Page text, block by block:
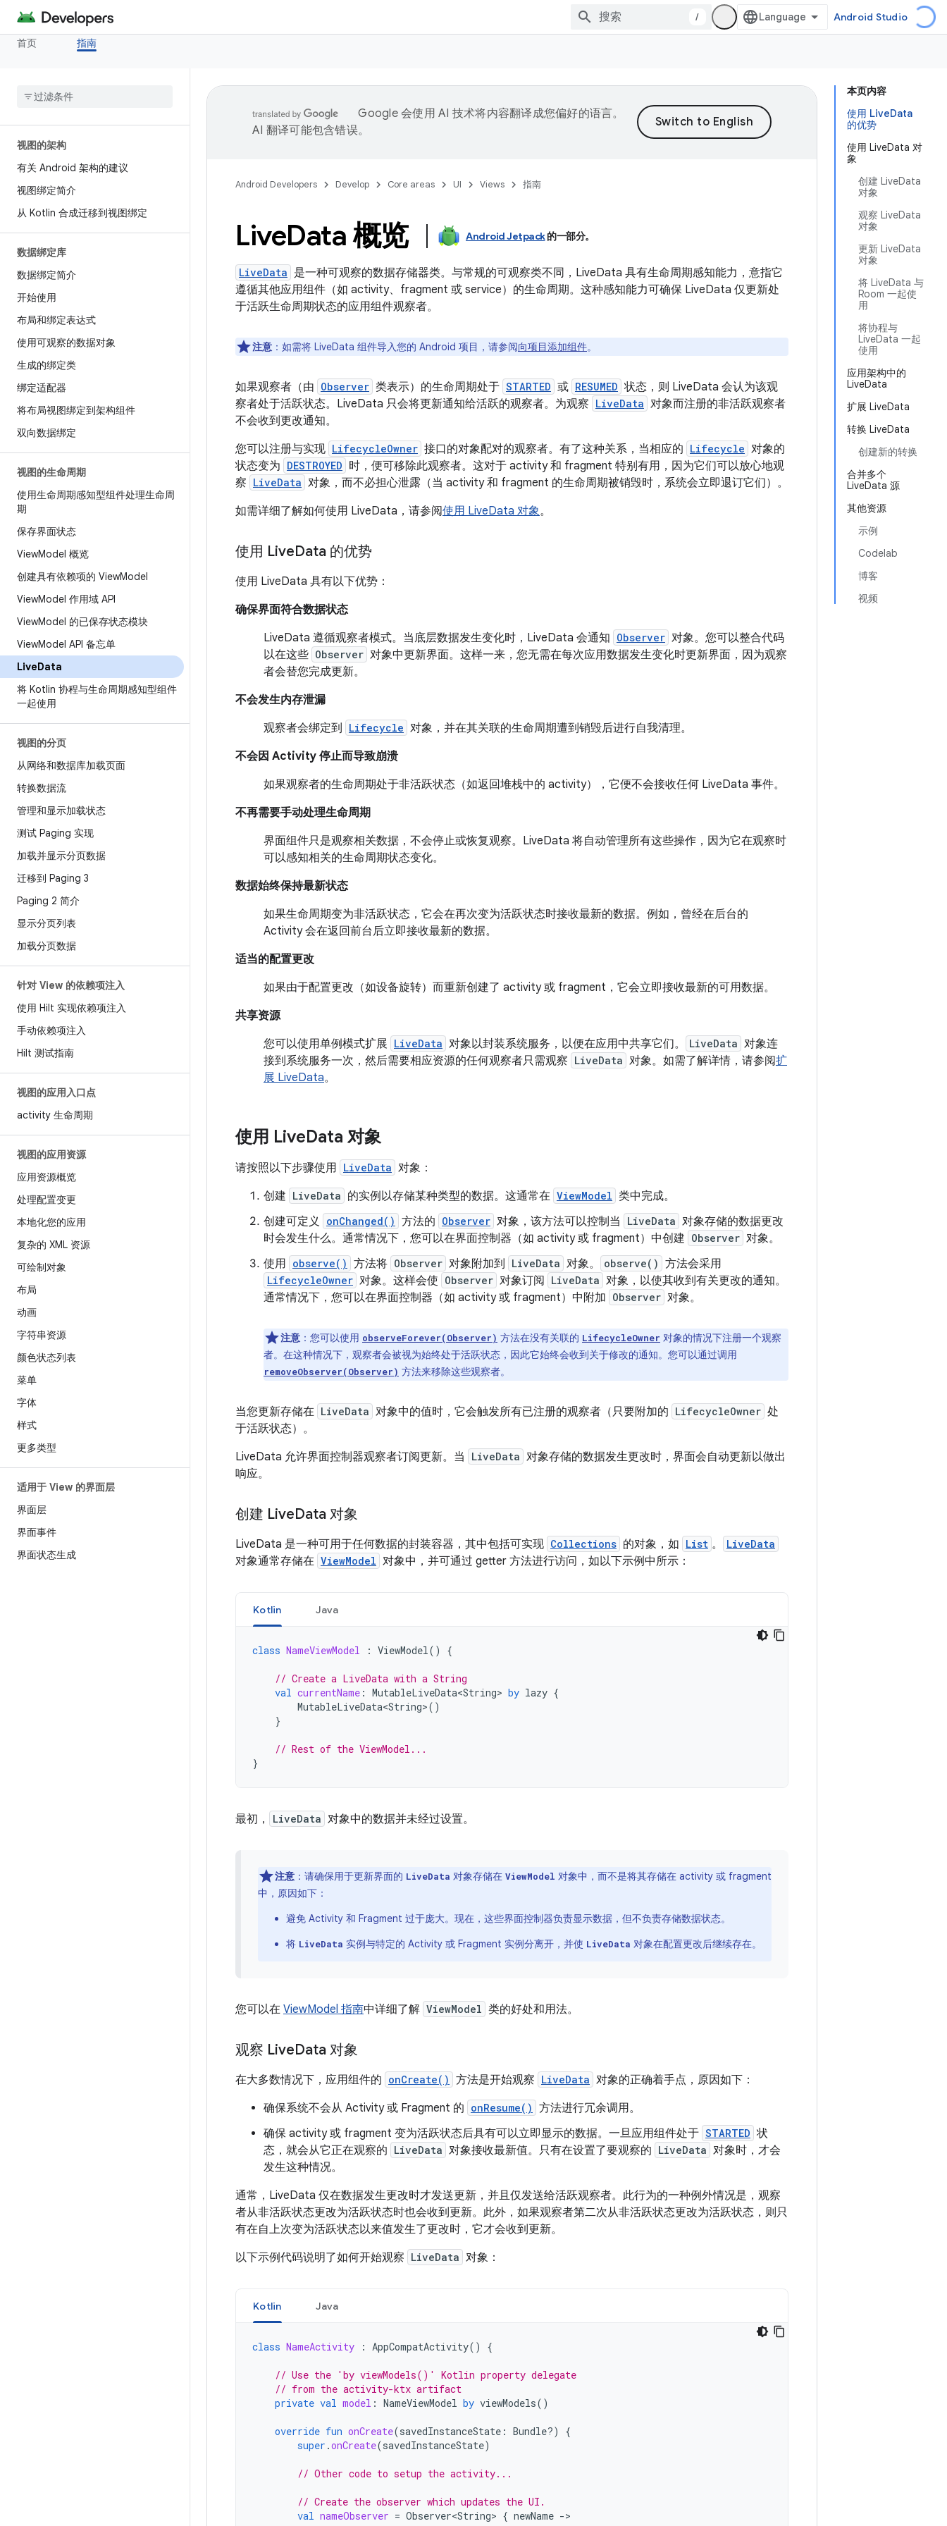
/ Android Studio
首页 指南
视图的架构
有关 Android 架构的建议
视图绑定简介
从 Kotlin 合成迁移到视图绑定
数据绑定库
数据绑定简介
开始使用
布局和绑定表达式
使用可观察的数据对象
生成的绑定类
绑定适配器
将布局视图绑定到架构组件
双向数据绑定
视图的生命周期
使用生命周期感知型组件处理生命周
期
保存界面状态
ViewModel 概览
创建具有依赖项的 ViewModel
ViewModel 作用域 API
ViewModel 的已保存状态模块
ViewModel API 备忘单
LiveData
将 Kotlin 协程与生命周期感知型组件
一起使用
视图的分页
从网络和数据库加载页面
转换数据流
管理和显示加载状态
测试 Paging 实现
加载并显示分页数据
迁移到 Paging 3
Paging 2 简介
显示分页列表
加载分页数据
针对 View 的依赖项注入
使用 Hilt 实现依赖项注入
手动依赖项注入
Hilt 测试指南
视图的应用入口点
activity 生命周期
视图的应用资源
应用资源概览
处理配置变更
本地化您的应用
复杂的 XML 资源
可绘制对象
布局
动画
字符串资源
颜色状态列表
菜单
字体
样式
更多类型
适用于 View 的界面层
界面层
界面事件
界面状态生成
本页内容
使用 LiveData
的优势
使用 LiveData 对
象
创建 LiveData
对象
观察 LiveData
对象
更新 LiveData
对象
将 LiveData 与
Room 一起使
用
将协程与
LiveData 一起
使用
应用架构中的
LiveData
扩展 LiveData
转换 LiveData
创建新的转换
合并多个
LiveData 源
其他资源
示例
Codelab
博客
视频
Google 会使用 AI 技术将内容翻译成您偏好的语言。
AI 翻译可能包含错误。
Android Developers Develop Core areas UI Views 指南
LiveData 概览 Android Jetpack的一部分。
LiveData 是一种可观察的数据存储器类。与常规的可观察类不同，LiveData 具有生命周期感知能力，意指它
遵循其他应用组件（如 activity、fragment 或 service）的生命周期。这种感知能力可确保 LiveData 仅更新处
于活跃生命周期状态的应用组件观察者。
注意 ：如需将 LiveData 组件导入您的 Android 项目，请参阅向项目添加组件。
如果观察者（由 Observer 类表示）的生命周期处于 STARTED 或 RESUMED 状态，则 LiveData 会认为该观
察者处于活跃状态。LiveData 只会将更新通知给活跃的观察者。为观察 LiveData 对象而注册的非活跃观察者
不会收到更改通知。
您可以注册与实现 LifecycleOwner 接口的对象配对的观察者。有了这种关系，当相应的 Lifecycle 对象的
状态变为 DESTROYED 时，便可移除此观察者。这对于 activity 和 fragment 特别有用，因为它们可以放心地观
察 LiveData 对象，而不必担心泄露（当 activity 和 fragment 的生命周期被销毁时，系统会立即退订它们）。
如需详细了解如何使用 LiveData，请参阅使用 LiveData 对象。
使用 LiveData 的优势
使用 LiveData 具有以下优势：
确保界面符合数据状态
LiveData 遵循观察者模式。当底层数据发生变化时，LiveData 会通知 Observer 对象。您可以整合代码
以在这些 Observer 对象中更新界面。这样一来，您无需在每次应用数据发生变化时更新界面，因为观察
者会替您完成更新。
不会发生内存泄漏
观察者会绑定到
Lifecycle 对象，并在其关联的生命周期遭到销毁后进行自我清理。
不会因 Activity 停止而导致崩溃
如果观察者的生命周期处于非活跃状态（如返回堆栈中的 activity），它便不会接收任何 LiveData 事件。
不再需要手动处理生命周期
界面组件只是观察相关数据，不会停止或恢复观察。LiveData 将自动管理所有这些操作，因为它在观察时
可以感知相关的生命周期状态变化。
数据始终保持最新状态
如果生命周期变为非活跃状态，它会在再次变为活跃状态时接收最新的数据。例如，曾经在后台的
Activity 会在返回前台后立即接收最新的数据。
适当的配置更改
如果由于配置更改（如设备旋转）而重新创建了 activity 或 fragment，它会立即接收最新的可用数据。
共享资源
您可以使用单例模式扩展 LiveData 对象以封装系统服务，以便在应用中共享它们。 LiveData 对象连
接到系统服务一次，然后需要相应资源的任何观察者只需观察 LiveData 对象。如需了解详情，请参阅扩
展 LiveData。
使用 LiveData 对象
请按照以下步骤使用 LiveData 对象：
创建 LiveData 的实例以存储某种类型的数据。这通常在 ViewModel 类中完成。
创建可定义 onChanged() 方法的 Observer 对象，该方法可以控制当 LiveData 对象存储的数据更改
时会发生什么。通常情况下，您可以在界面控制器（如 activity 或 fragment）中创建 Observer 对象。
使用 observe() 方法将 Observer 对象附加到 LiveData 对象。 observe() 方法会采用
LifecycleOwner 对象。这样会使 Observer 对象订阅 LiveData 对象，以使其收到有关更改的通知。
通常情况下，您可以在界面控制器（如 activity 或 fragment）中附加 Observer 对象。
注意 ：您可以使用 observeForever(Observer) 方法在没有关联的 LifecycleOwner 对象的情况下注册一个观察
者。在这种情况下，观察者会被视为始终处于活跃状态，因此它始终会收到关于修改的通知。您可以通过调用
removeObserver(Observer) 方法来移除这些观察者。
当您更新存储在 LiveData 对象中的值时，它会触发所有已注册的观察者（只要附加的 LifecycleOwner 处
于活跃状态）。
LiveData 允许界面控制器观察者订阅更新。当
LiveData 对象存储的数据发生更改时，界面会自动更新以做出
响应。
创建 LiveData 对象
LiveData 是一种可用于任何数据的封装容器，其中包括可实现 Collections 的对象，如 List 。 LiveData
对象通常存储在 ViewModel 对象中，并可通过 getter 方法进行访问，如以下示例中所示：
Kotlin Java
class NameViewModel : ViewModel() {
// Create a LiveData with a String
val currentName : MutableLiveData<String> by lazy {
MutableLiveData<String>()
}
// Rest of the ViewModel...
}
最初， LiveData 对象中的数据并未经过设置。
注意 ：请确保用于更新界面的 LiveData 对象存储在 ViewModel 对象中，而不是将其存储在 activity 或 fragment
中，原因如下：
避免 Activity 和 Fragment 过于庞大。现在，这些界面控制器负责显示数据，但不负责存储数据状态。
将 LiveData 实例与特定的 Activity 或 Fragment 实例分离开，并使 LiveData 对象在配置更改后继续存在。
您可以在 ViewModel 指南中详细了解 ViewModel 类的好处和用法。
观察 LiveData 对象
在大多数情况下，应用组件的 onCreate() 方法是开始观察 LiveData 对象的正确着手点，原因如下：
确保系统不会从 Activity 或 Fragment 的 onResume() 方法进行冗余调用。
确保 activity 或 fragment 变为活跃状态后具有可以立即显示的数据。一旦应用组件处于 STARTED 状
态，就会从它正在观察的 LiveData 对象接收最新值。只有在设置了要观察的 LiveData 对象时，才会
发生这种情况。
通常，LiveData 仅在数据发生更改时才发送更新，并且仅发送给活跃观察者。此行为的一种例外情况是，观察
者从非活跃状态更改为活跃状态时也会收到更新。此外，如果观察者第二次从非活跃状态更改为活跃状态，则只
有在自上次变为活跃状态以来值发生了更改时，它才会收到更新。
以下示例代码说明了如何开始观察 LiveData 对象：
Kotlin Java
class NameActivity : AppCompatActivity() {
// Use the 'by viewModels()' Kotlin property delegate
// from the activity-ktx artifact
private val model : NameViewModel by viewModels()
override fun onCreate(savedInstanceState : Bundle?)
{
super .onCreate(savedInstanceState)
// Other code to setup the activity...
// Create the observer which updates the UI.
val nameObserver = Observer<String> { newName -